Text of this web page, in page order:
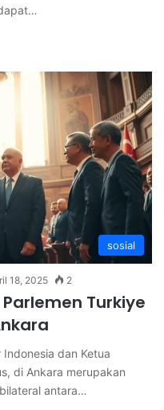
sosial
18, 2025 2
Turkiye
dan Ketua
di Ankara merupakan
antara…